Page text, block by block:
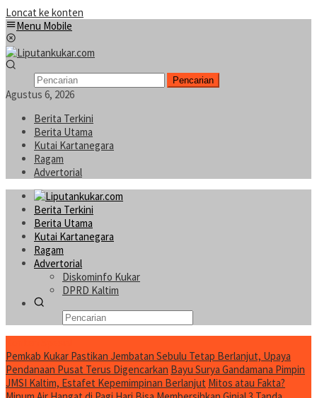
Loncat ke konten
Menu Mobile
Pencarian
Agustus 6, 2026
Berita Terkini
Berita Utama
Kutai Kartanegara
Ragam
Advertorial
Berita Terkini
Berita Utama
Kutai Kartanegara
Ragam
Advertorial
Diskominfo Kukar
DPRD Kaltim
Pemkab Kukar Pastikan Jembatan Sebulu Tetap Berlanjut, Upaya
Pendanaan Pusat Terus Digencarkan Bayu Surya Gandamana Pimpin
JMSI Kaltim, Estafet Kepemimpinan Berlanjut Mitos atau Fakta?